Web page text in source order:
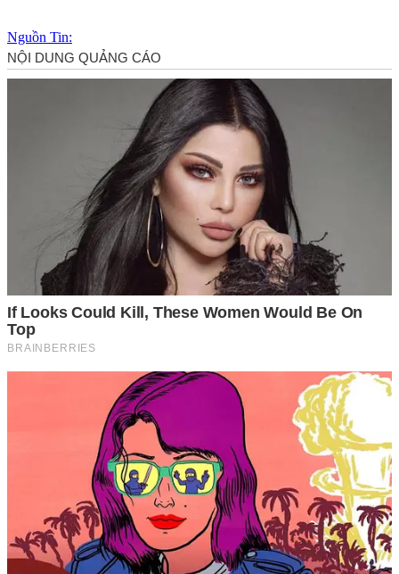
Nguồn Tin: